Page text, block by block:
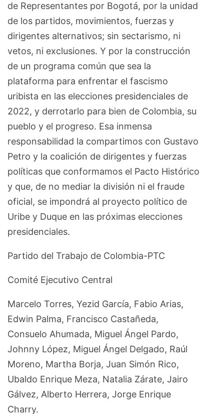
de Representantes por Bogotá, por la unidad
de los partidos, movimientos, fuerzas y
dirigentes alternativos; sin sectarismo, ni
vetos, ni exclusiones. Y por la construcción
de un programa común que sea la
plataforma para enfrentar el fascismo
uribista en las elecciones presidenciales de
2022, y derrotarlo para bien de Colombia, su
pueblo y el progreso. Esa inmensa
responsabilidad la compartimos con Gustavo
Petro y la coalición de dirigentes y fuerzas
políticas que conformamos el Pacto Histórico
y que, de no mediar la división ni el fraude
oficial, se impondrá al proyecto político de
Uribe y Duque en las próximas elecciones
presidenciales.
Partido del Trabajo de Colombia-PTC
Comité Ejecutivo Central
Marcelo Torres, Yezid García, Fabio Arias,
Edwin Palma, Francisco Castañeda,
Consuelo Ahumada, Miguel Ángel Pardo,
Johnny López, Miguel Ángel Delgado, Raúl
Moreno, Martha Borja, Juan Simón Rico,
Ubaldo Enrique Meza, Natalia Zárate, Jairo
Gálvez, Alberto Herrera, Jorge Enrique
Charry.